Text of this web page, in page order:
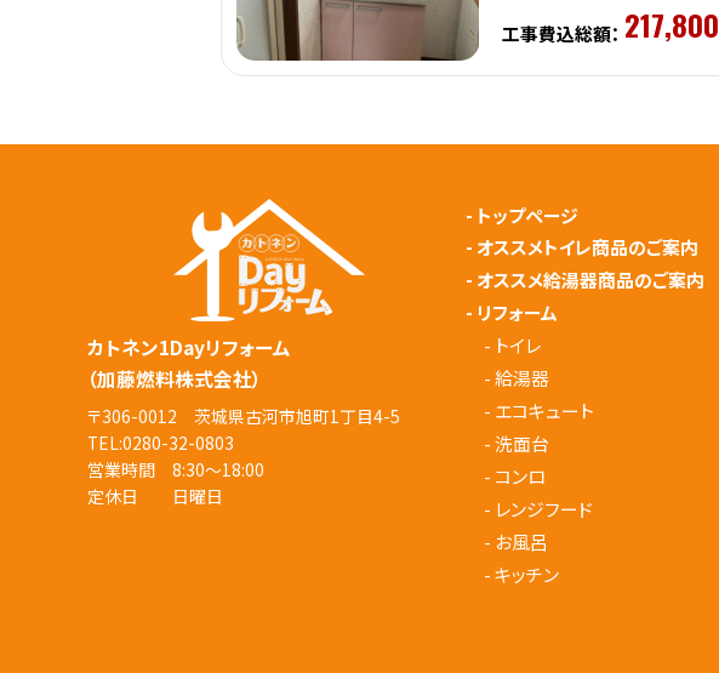
工事費込総額： 217,800
カトネン1Dayリフォーム
（加藤燃料株式会社）
〒306-0012 茨城県古河市旭町1丁目4-5
TEL:0280-32-0803
営業時間 8:30～18:00
定休日 日曜日
- トップページ
- オススメトイレ商品のご案内
- オススメ給湯器商品のご案内
- リフォーム
- トイレ
-給湯器
- エコキュート
-洗面台
- コンロ
- レンジフード
- お風呂
-キッチン